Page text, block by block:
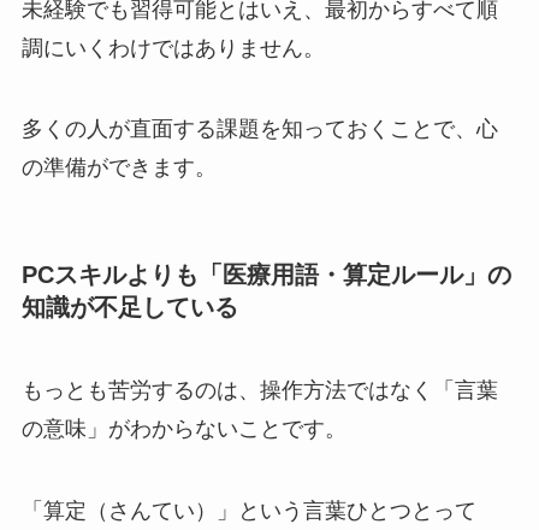
未経験でも習得可能とはいえ、最初からすべて順
調にいくわけではありません。
多くの人が直面する課題を知っておくことで、心
の準備ができます。
PCスキルよりも「医療用語・算定ルール」の
知識が不足している
もっとも苦労するのは、操作方法ではなく「言葉
の意味」がわからないことです。
「算定（さんてい）」という言葉ひとつとって